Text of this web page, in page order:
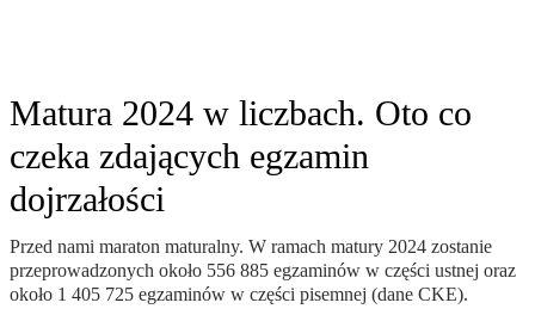
Matura 2024 w liczbach. Oto co
czeka zdających egzamin
dojrzałości
Przed nami maraton maturalny. W ramach matury 2024 zostanie
przeprowadzonych około 556 885 egzaminów w części ustnej oraz
około 1 405 725 egzaminów w części pisemnej (dane CKE).